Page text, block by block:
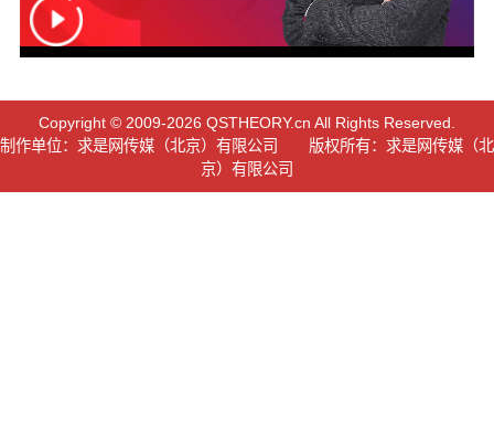
Copyright © 2009-2026 QSTHEORY.cn All Rights Reserved.
制作单位：求是网传媒（北京）有限公司 版权所有：求是网传媒（北
京）有限公司